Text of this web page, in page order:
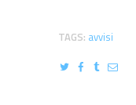
TAGS: avvisi